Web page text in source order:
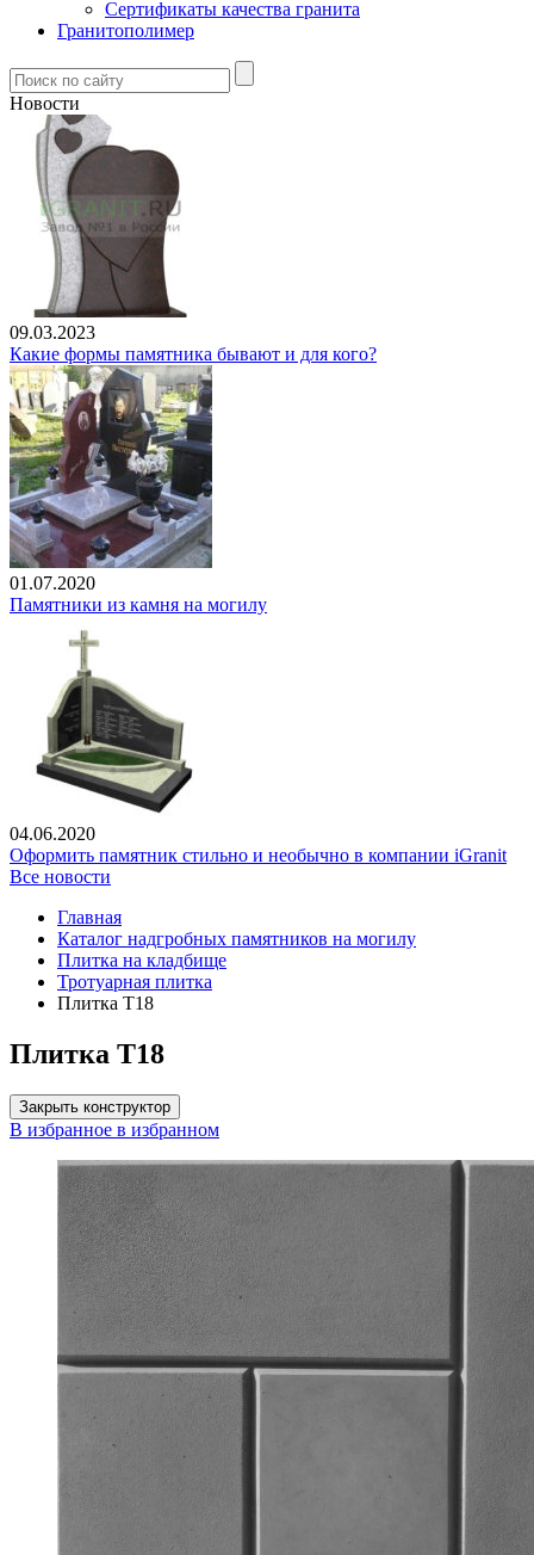
Сертификаты качества гранита
Гранитополимер
Новости
09.03.2023
Какие формы памятника бывают и для кого?
01.07.2020
Памятники из камня на могилу
04.06.2020
Оформить памятник стильно и необычно в компании iGranit
Все новости
Главная
Каталог надгробных памятников на могилу
Плитка на кладбище
Тротуарная плитка
Плитка Т18
Плитка Т18
Закрыть конструктор
В избранное в избранном